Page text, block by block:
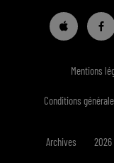
Mentions
Conditions
Archives 2026